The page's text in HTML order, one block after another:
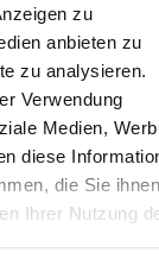
zu
anbieten zu
zu analysieren.
Verwendung
Medien,
diese
die Sie ihnen
Ihrer Nutzung